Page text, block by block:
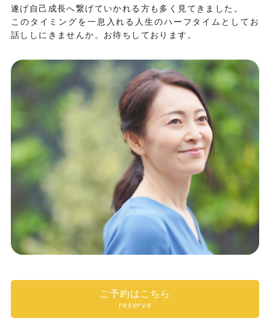
遂げ自己成長へ繋げていかれる方も多く見てきました。
このタイミングを一息入れる人生のハーフタイムとしてお
話ししにきませんか。お待ちしております。
ご予約はこちら
reserve